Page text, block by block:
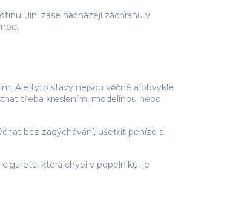
Jiní zase nacházejí záchranu v
Ale tyto stavy nejsou věčné a obvykle
třeba kreslením, modelínou nebo
bez zadýchávání, ušetřit peníze a
která chybí v popelníku, je